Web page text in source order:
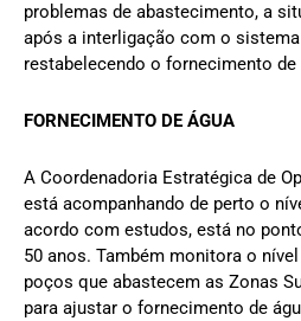
problemas de abastecimento, a
após a interligação com o
restabelecendo o fornecimento de
FORNECIMENTO DE ÁGUA
A Coordenadoria Estratégica de
está acompanhando de perto o
acordo com estudos, está no
50 anos. Também monitora o
poços que abastecem as Zonas
para ajustar o fornecimento de